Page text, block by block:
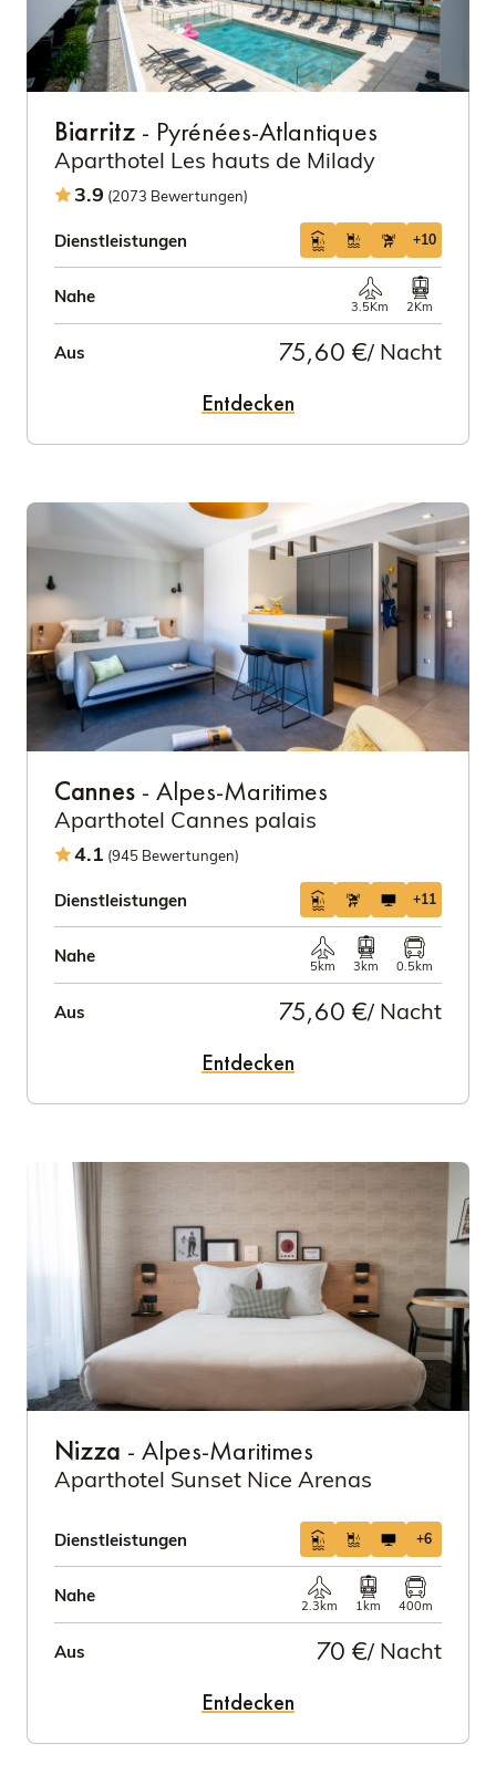
Biarritz - Pyrénées-Atlantiques
Aparthotel Les hauts de Milady
3.9 (2073 Bewertungen)
Dienstleistungen +10
Nahe
3.5Km 2Km
Aus 75,60 €/ Nacht
Entdecken
Cannes - Alpes-Maritimes
Aparthotel Cannes palais
4.1 (945 Bewertungen)
Dienstleistungen +11
Nahe
5km 3km 0.5km
Aus 75,60 €/ Nacht
Entdecken
Nizza - Alpes-Maritimes
Aparthotel Sunset Nice Arenas
Dienstleistungen +6
Nahe
2.3km 1km 400m
Aus 70 €/ Nacht
Entdecken